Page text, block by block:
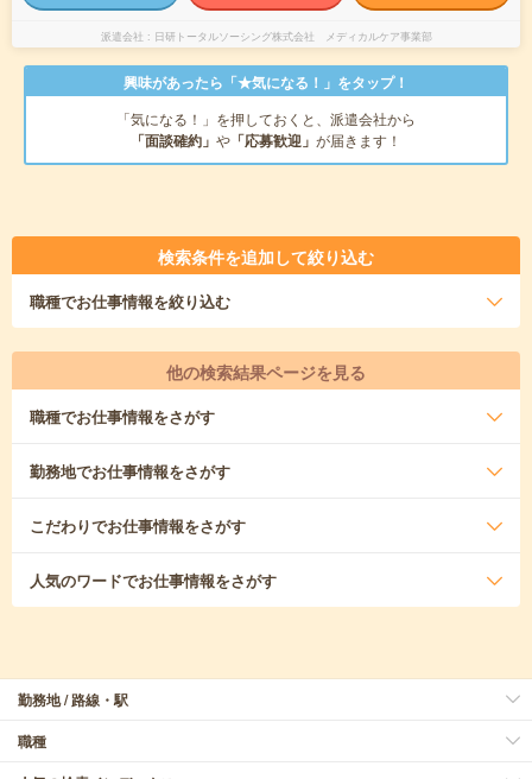
派遣会社 日研トータルソーシング株式会社 メディカルケア事業部
興味があったら「★気になる！」をタップ！
「気になる！」を押しておくと、派遣会社から
「面談確約」 や 「応募歓迎」 が届きます！
検索条件を追加して絞り込む
職種でお仕事情報を絞り込む
他の検索結果ページを見る
職種でお仕事情報をさがす
勤務地でお仕事情報をさがす
こだわりでお仕事情報をさがす
人気のワードでお仕事情報をさがす
勤務地 / 路線・駅
職種